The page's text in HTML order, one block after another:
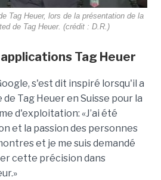
Tag Heuer, lors de la présentation de la
de Tag Heuer. (crédit : D.R.)
Tag Heuer
s'est dit inspiré lorsqu'il a
Tag Heuer en Suisse pour la
d'exploitation: «J’ai été
et la passion des personnes
et je me suis demandé
cette précision dans